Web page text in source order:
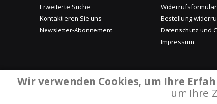
Wir verwenden Cookies, um Ihre
um Ihre
Erweiterte Suche
Kontaktieren Sie uns
Newsletter-Abonnement
Widerrufsformular
Bestellung
Datenschutz und
Impressum